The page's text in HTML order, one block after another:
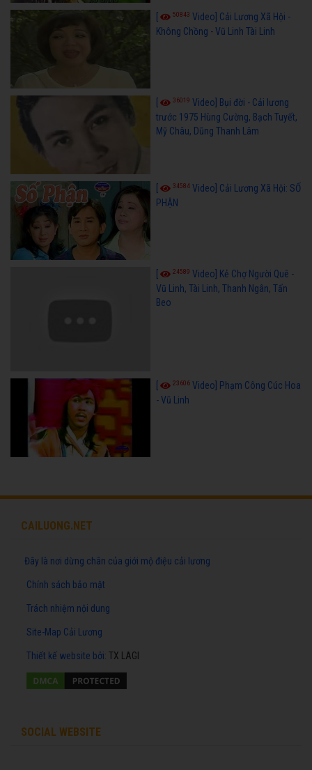
50843 Video] Cải Lương Xã Hội -
Không Chồng - Vũ Linh Tài Linh
36019 Video] Bụi đời - Cải lương
trước 1975 Hùng Cường, Bạch Tuyết,
Mỹ Châu, Dũng Thanh Lâm
34584 Video] Cải Lương Xã Hội: SỐ
PHẬN
24589 Video] Kẻ Chợ Người Quê -
Vũ Linh, Tài Linh, Thanh Ngân, Tấn
Beo
23606 Video] Phạm Công Cúc Hoa
- Vũ Linh
CAILUONG.NET
Đây là nơi dừng chân của giới mộ điệu cải lương
Chính sách bảo mật
Trách nhiệm nội dung
Site-Map Cải Lương
Thiết kế website bởi: TX LAGI
SOCIAL WEBSITE